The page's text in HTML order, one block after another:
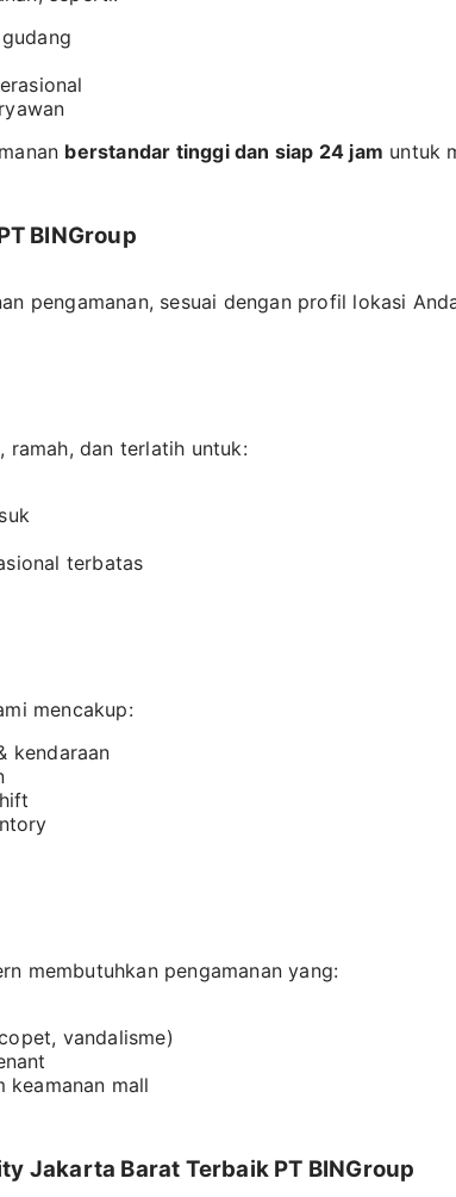
berstandar tinggi dan siap 24 jam untuk
BINGroup
pengamanan, sesuai dengan profil lokasi
ramah, dan terlatih untuk:
terbatas
mencakup:
kendaraan
membutuhkan pengamanan yang:
vandalisme)
keamanan mall
Jakarta Barat Terbaik PT BINGroup